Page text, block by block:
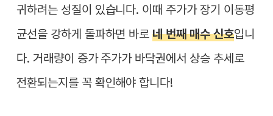
귀하려는 성질이 있습니다. 이때 주가가 장기 이동평
균선을 강하게 돌파하면 바로네 번째 매수 신호입니
다. 거래량이 증가 주가가 바닥권에서 상승 추세로
전환되는지를 꼭 확인해야 합니다!